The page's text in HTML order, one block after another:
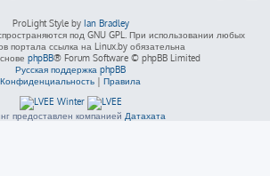
ProLight Style by Ian Bradley
под GNU GPL. При использовании любых
портала ссылка на Linux.by обязательна
phpBB® Forum Software © phpBB Limited
Русская поддержка phpBB
Конфиденциальность | Правила
предоставлен компанией Датахата